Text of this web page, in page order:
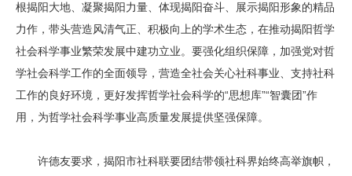
根揭阳大地、凝聚揭阳力量、体现揭阳奋斗、展示揭阳形象的精品
力作，带头营造风清气正、积极向上的学术生态，在推动揭阳哲学
社会科学事业繁荣发展中建功立业。要强化组织保障，加强党对哲
学社会科学工作的全面领导，营造全社会关心社科事业、支持社科
工作的良好环境，更好发挥哲学社会科学的“思想库”“智囊团”作
用，为哲学社会科学事业高质量发展提供坚强保障。
许德友要求，揭阳市社科联要团结带领社科界始终高举旗帜，